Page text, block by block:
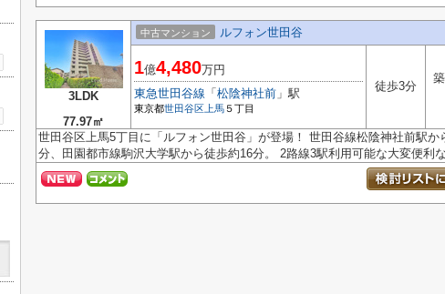
3LDK
77.97㎡
中古マンション ルフォン世田谷
1億4,480万円
東急世田谷線 「 松陰神社前 」駅
東京都世田谷区 上馬 ５丁目
徒歩3分
世田谷区上馬5丁目に「ルフォン世田谷」が登場！ 世田谷線松陰神社前駅
分、田園都市線駒沢大学駅から徒歩約16分。 2路線3駅利用可能な大変便利